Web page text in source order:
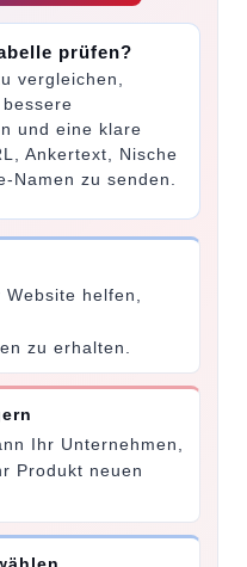
prüfen?
vergleichen,
und eine klare
Ankertext, Nische
Namen zu senden.
helfen,
zu erhalten.
Ihr Unternehmen,
Produkt neuen